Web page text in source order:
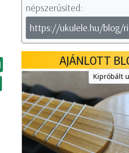
népszerűsíted:
https://ukulele.hu/blog/
AJÁNLOTT
Kipróbált